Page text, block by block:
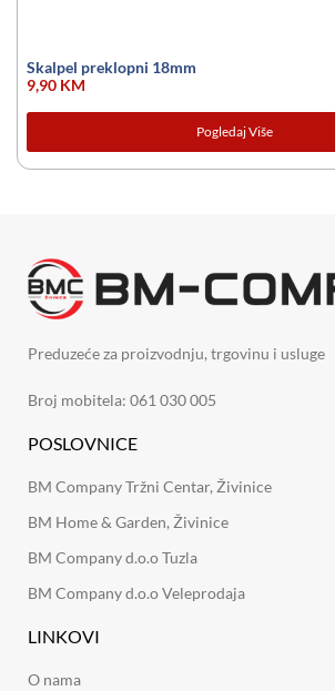
Skalpel preklopni 18mm
9,90 KM
Pogledaj Više
Preduzeće za proizvodnju, trgovinu i usluge
Broj mobitela: 061 030 005
POSLOVNICE
BM Company Tržni Centar, Živinice
BM Home & Garden, Živinice
BM Company d.o.o Tuzla
BM Company d.o.o Veleprodaja
LINKOVI
O nama